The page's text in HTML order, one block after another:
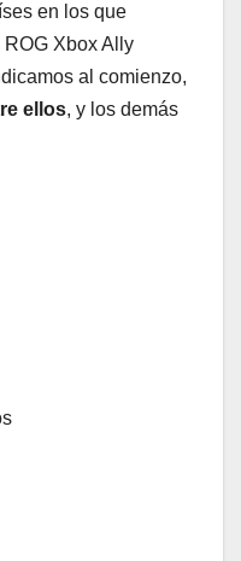
en los que
Xbox Ally
al comienzo,
ellos, y los demás